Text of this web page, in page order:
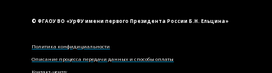
© ФГАОУ ВО «УрФУ имени первого Президента России Б.Н. Ельцина»
Политика конфидициальности
Описание процесса передачи данных и способы оплаты